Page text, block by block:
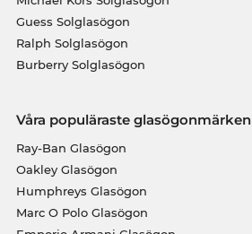
Guess Solglasögon
Ralph Solglasögon
Burberry Solglasögon
Våra populäraste glasögonmärken
Ray-Ban Glasögon
Oakley Glasögon
Humphreys Glasögon
Marc O Polo Glasögon